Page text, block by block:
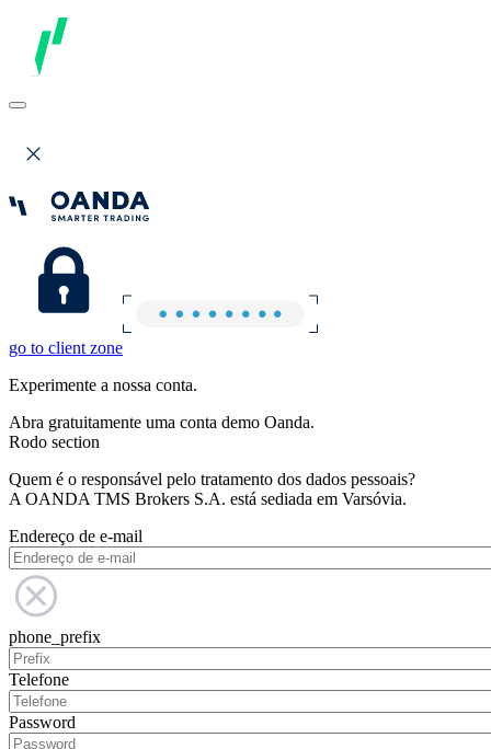
go to client zone
Experimente a nossa conta.
Abra gratuitamente uma conta demo Oanda.
Rodo section
Quem é o responsável pelo tratamento dos dados pessoais?
A OANDA TMS Brokers S.A. está sediada em Varsóvia.
Endereço de e-mail
phone_prefix
Telefone
Password